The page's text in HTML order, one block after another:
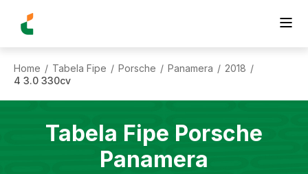
Home / Tabela Fipe / Porsche / Panamera / 2018 /
4 3.0 330cv
Tabela Fipe Porsche
Panamera